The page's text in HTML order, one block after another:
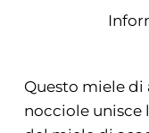
Questo miele di
nocciole unisce